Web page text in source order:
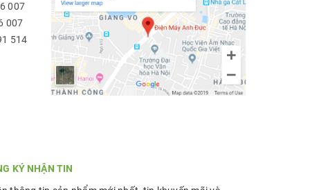
007
007
514
KÝ NHẬN TIN